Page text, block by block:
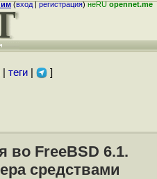
(вход|регистрация)неRUopennet.me
| теги| ]
во FreeBSD 6.1.
средствами